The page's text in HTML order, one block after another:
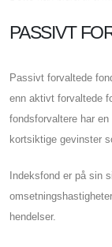
PASSIVT
Passivt forvaltede
enn aktivt forvaltede
fondsforvaltere har
kortsiktige gevinster
Indeksfond er på sin
hendelser.